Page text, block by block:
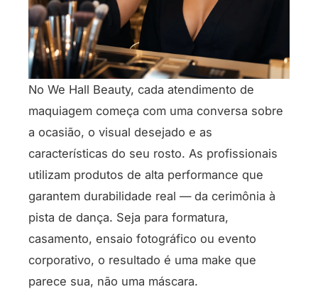
No We Hall Beauty, cada atendimento de
maquiagem começa com uma conversa sobre
a ocasião, o visual desejado e as
características do seu rosto. As profissionais
utilizam produtos de alta performance que
garantem durabilidade real — da cerimônia à
pista de dança. Seja para formatura,
casamento, ensaio fotográfico ou evento
corporativo, o resultado é uma make que
parece sua, não uma máscara.